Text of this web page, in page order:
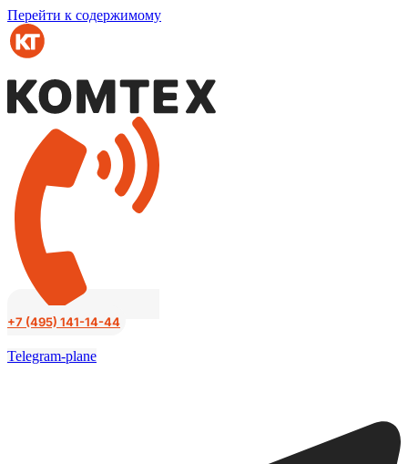
Перейти к содержимому
+7 (495) 141-14-44
Telegram-plane